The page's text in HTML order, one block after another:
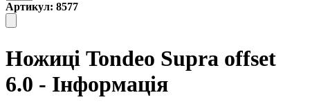
Артикул: 8577
Ножиці Tondeo Supra offset
6.0 - Інформація